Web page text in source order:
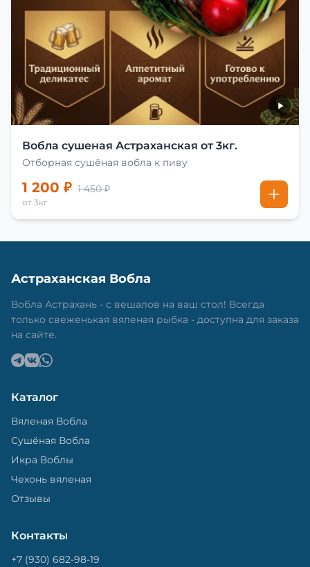
Вобла сушеная Астраханская от 3кг.
Отборная сушёная вобла к пиву
1 200 ₽ 1 450 ₽
от 3кг
Астраханская Вобла
Вобла Астрахань - с вешалов на ваш стол! Всегда
только свеженькая вяленая рыбка - доступна для заказа
на сайте.
Каталог
Вяленая Вобла
Сушёная Вобла
Икра Воблы
Чехонь вяленая
Отзывы
Контакты
+7 (930) 682-98-19